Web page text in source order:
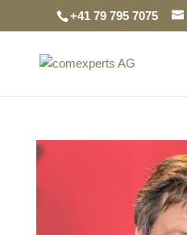
+41 79 795 7075